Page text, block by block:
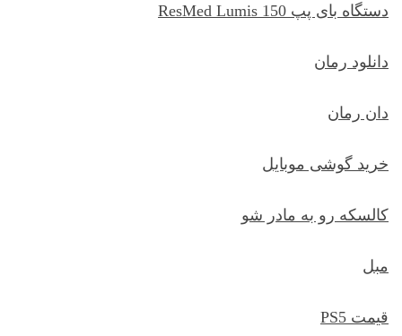
دستگاه بای پپ ResMed Lumis 150
دانلود رمان
دان رمان
خرید گوشی موبایل
کالسکه رو به مادر شو
مبل
قیمت PS5